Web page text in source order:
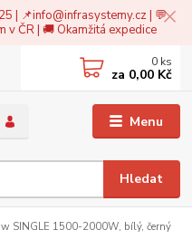
| 📌info@infrasystemy.cz| 💬
ČR | 🚚 Okamžitá expedice
Menu
Hledat
0 ks
za 0,00 Kč
SINGLE 1500-2000W, bílý, černý